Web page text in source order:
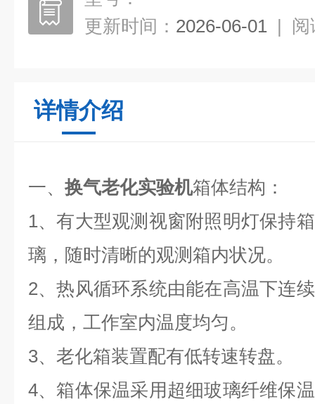
更新时间： 2026-06-01 | 阅
详情介绍
一、 换气老化实验机箱体结构：
1、有大型观测视窗附照明灯保持
璃，随时清晰的观测箱内状况。
2、热风循环系统由能在高温下连
组成，工作室内温度均匀。
3、老化箱装置配有低转速转盘。
4、箱体保温采用超细玻璃纤维保